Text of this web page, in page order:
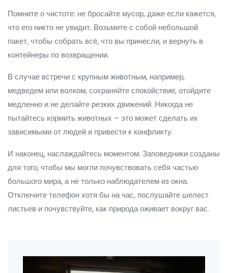
Помните о чистоте: не бросайте мусор, даже если кажется,
что его никто не увидит. Возьмите с собой небольшой
пакет, чтобы собрать всё, что вы принесли, и вернуть в
контейнеры по возвращении.
В случае встречи с крупным животным, например,
медведем или волком, сохраняйте спокойствие, отойдите
медленно и не делайте резких движений. Никогда не
пытайтесь кормить животных – это может сделать их
зависимыми от людей и привести к конфликту.
И наконец, наслаждайтесь моментом. Заповедники созданы
для того, чтобы мы могли почувствовать себя частью
большого мира, а не только наблюдателем из окна.
Отключите телефон хотя бы на час, послушайте шелест
листьев и почувствуйте, как природа оживает вокруг вас.